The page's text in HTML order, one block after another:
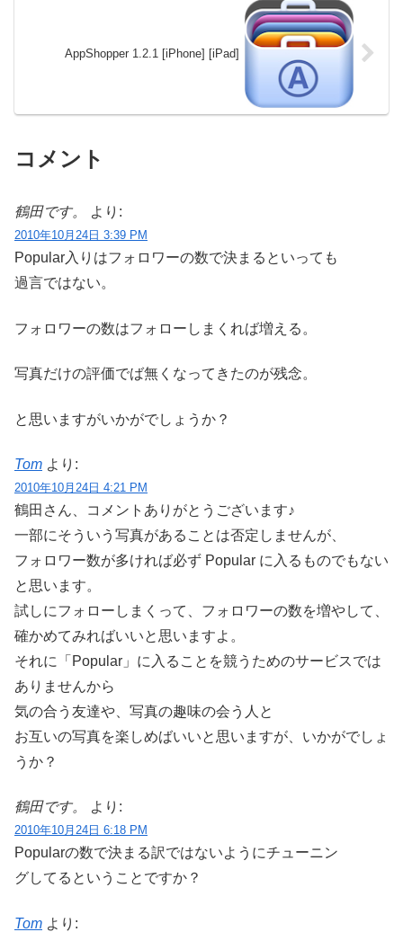
AppShopper 1.2.1 [iPhone] [iPad]
コメント
鶴田です。 より:
2010年10月24日 3:39 PM
Popular入りはフォロワーの数で決まるといっても
過言ではない。
フォロワーの数はフォローしまくれば増える。
写真だけの評価でば無くなってきたのが残念。
と思いますがいかがでしょうか？
Tom より:
2010年10月24日 4:21 PM
鶴田さん、コメントありがとうございます♪
一部にそういう写真があることは否定しませんが、
フォロワー数が多ければ必ず Popular に入るものでもない
と思います。
試しにフォローしまくって、フォロワーの数を増やして、
確かめてみればいいと思いますよ。
それに「Popular」に入ることを競うためのサービスでは
ありませんから
気の合う友達や、写真の趣味の会う人と
お互いの写真を楽しめばいいと思いますが、いかがでしょ
うか？
鶴田です。 より:
2010年10月24日 6:18 PM
Popularの数で決まる訳ではないようにチューニン
グしてるということですか？
Tom より: